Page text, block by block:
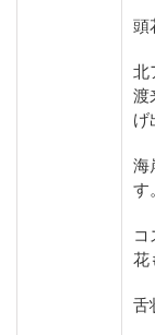
頭
北
渡
げ
海
す。
花
舌